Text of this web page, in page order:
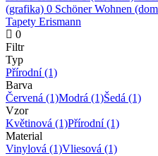
(grafika) 0 Schöner Wohnen
Tapety Erismann
0
Filtr
Typ
Přírodní(1)
Barva
Červená (1)Modrá (1)Šedá (1)
Vzor
Květinová (1)Přírodní(1)
Material
Vinylová (1)Vliesová (1)